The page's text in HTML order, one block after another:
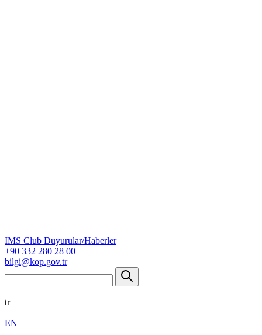
IMS Club Duyurular/Haberler
+90 332 280 28 00
bilgi@kop.gov.tr
tr
EN